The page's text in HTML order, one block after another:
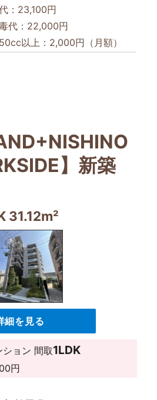
：23,100円
代：22,000円
以上：2,000円（月額）
】新築
31.12m²
細を見る
ション 間取1LDK
円